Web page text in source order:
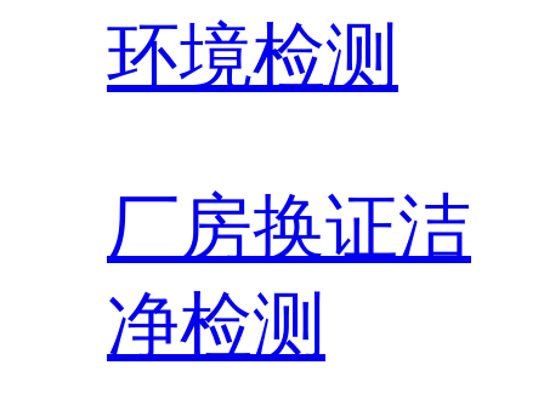
环境检测
厂房换证洁
净检测